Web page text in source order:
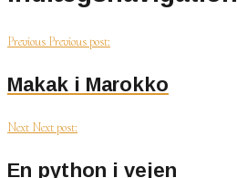
Previous Previous post:
Makak i Marokko
Next Next post:
En python i vejen